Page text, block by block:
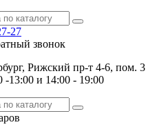
27
звонок
Рижский пр-т 4-6, пом. 3
13:00 и 14:00 - 19:00